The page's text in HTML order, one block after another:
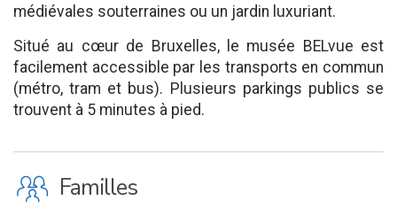
médiévales souterraines ou un jardin luxuriant.
Situé au cœur de Bruxelles, le musée BELvue est
facilement accessible par les transports en commun
(métro, tram et bus). Plusieurs parkings publics se
trouvent à 5 minutes à pied.
K Familles